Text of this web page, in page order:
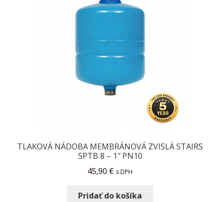
TLAKOVÁ NÁDOBA MEMBRÁNOVÁ ZVISLÁ STAIRS
SPTB 8 – 1″ PN10
45,90 € s DPH
Pridať do košíka